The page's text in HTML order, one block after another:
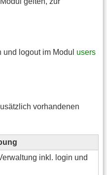
logout im Modul users
vorhandenen
inkl. login und